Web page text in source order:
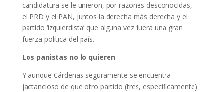
candidatura se le unieron, por razones desconocidas,
el PRD y el PAN, juntos la derecha más derecha y el
partido ‘izquierdista’ que alguna vez fuera una gran
fuerza política del país.
Los panistas no lo quieren
Y aunque Cárdenas seguramente se encuentra
jactancioso de que otro partido (tres, específicamente)